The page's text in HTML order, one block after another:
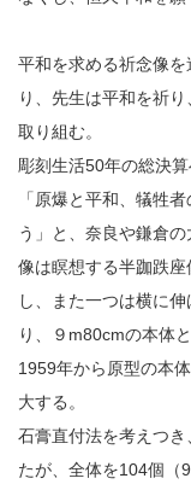
平和を求める祈念像
り、先生は平和を祈
取り組む。
彫刻生活50年の総決
「原爆と平和、犠牲
う」と、奈良や鎌倉の
像は瞑想する半跏跌
し、また一つは横に
り、９m80cmの本体と
1959年から原型の本
大する。
石膏直付法を考えつ
たが、全体を104個（